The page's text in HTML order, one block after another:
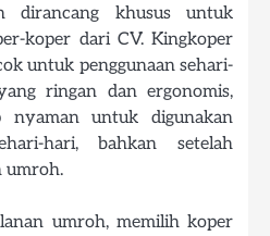
dirancang khusus untuk
koper dari CV. Kingkoper
untuk penggunaan sehari-
ringan dan ergonomis,
nyaman untuk digunakan
hari, bahkan setelah
umroh.
umroh, memilih koper